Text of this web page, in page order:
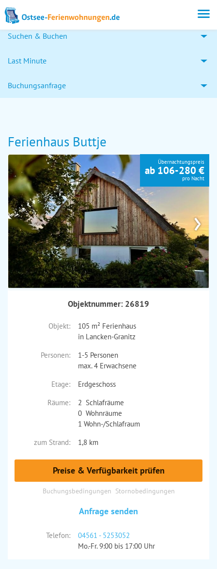
Suchen & Buchen
Last Minute
Buchungsanfrage
Ferienhaus Buttje
›
Übernachtungspreis
ab 106-280 €
pro Nacht
Objektnummer: 26819
Objekt:
105 m² Ferienhaus
in Lancken-Granitz
Personen:
1-5 Personen
max. 4 Erwachsene
Etage:
Erdgeschoss
Räume:
2 Schlafräume
0 Wohnräume
1 Wohn-/Schlafraum
zum Strand:
1,8 km
Preise & Verfügbarkeit prüfen
Buchungsbedingungen Stornobedingungen
Anfrage senden
Telefon:
04561 - 5253052
Mo.-Fr. 9:00 bis 17:00 Uhr